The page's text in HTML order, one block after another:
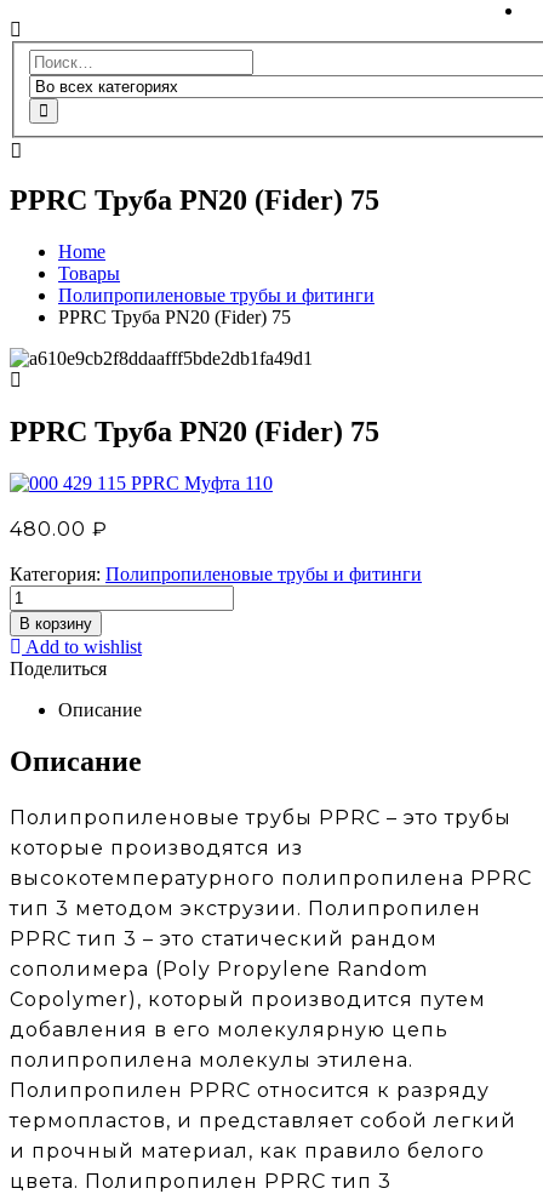
PPRC Труба PN20 (Fider) 75
Home
Товары
Полипропиленовые трубы и фитинги
PPRC Труба PN20 (Fider) 75
PPRC Труба PN20 (Fider) 75
PPRC Муфта 110
480.00 ₽
Категория: Полипропиленовые трубы и фитинги
В корзину
Add to wishlist
Поделиться
Описание
Описание
Полипропиленовые трубы PPRC – это трубы
которые производятся из
высокотемпературного полипропилена PPRC
тип 3 методом экструзии. Полипропилен
PPRC тип 3 – это статический рандом
сополимера (Poly Propylene Random
Copolymer), который производится путем
добавления в его молекулярную цепь
полипропилена молекулы этилена.
Полипропилен PPRC относится к разряду
термопластов, и представляет собой легкий
и прочный материал, как правило белого
цвета. Полипропилен PPRC тип 3